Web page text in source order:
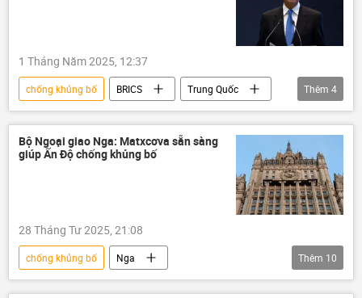
1 Tháng Năm 2025, 12:37
chống khủng bố BRICS
Trung Quốc
Chính trị
Thế giới
Bộ Ngoại giao Trung Quốc
Vương Nghị
Thêm 4
Bộ Ngoại giao Nga: Matxcơva sẵn sàng
giúp Ấn Độ chống khủng bố
28 Tháng Tư 2025, 21:08
chống khủng bố
Nga
Bộ Ngoại giao Nga
Pakistan
Thêm 10